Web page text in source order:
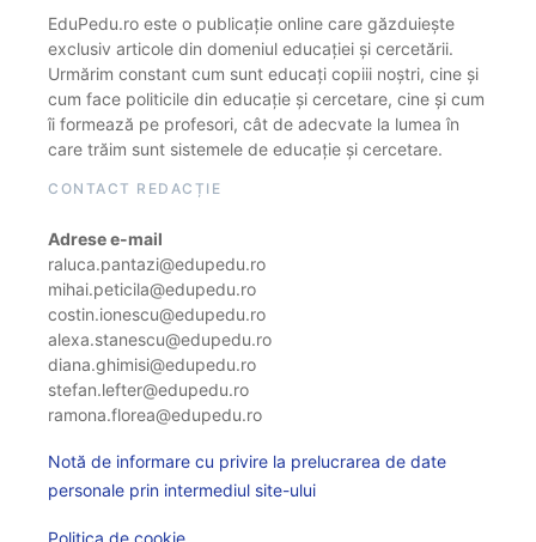
EduPedu.ro este o publicație online care găzduiește
exclusiv articole din domeniul educației și cercetării.
Urmărim constant cum sunt educați copiii noștri, cine și
cum face politicile din educație și cercetare, cine și cum
îi formează pe profesori, cât de adecvate la lumea în
care trăim sunt sistemele de educație și cercetare.
CONTACT REDACȚIE
Adrese e-mail
raluca.pantazi@edupedu.ro
mihai.peticila@edupedu.ro
costin.ionescu@edupedu.ro
alexa.stanescu@edupedu.ro
diana.ghimisi@edupedu.ro
stefan.lefter@edupedu.ro
ramona.florea@edupedu.ro
Notă de informare cu privire la prelucrarea de date
personale prin intermediul site-ului
Politica de cookie